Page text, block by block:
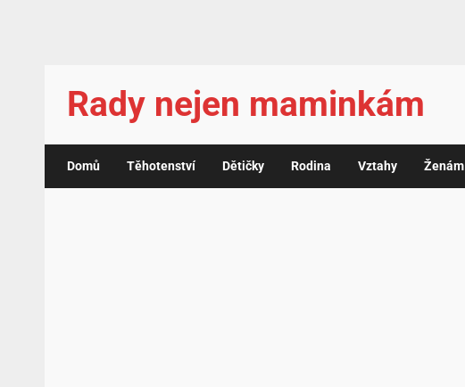
Rady nejen maminkám
Domů Těhotenství Dětičky Rodina Vztahy Ženám